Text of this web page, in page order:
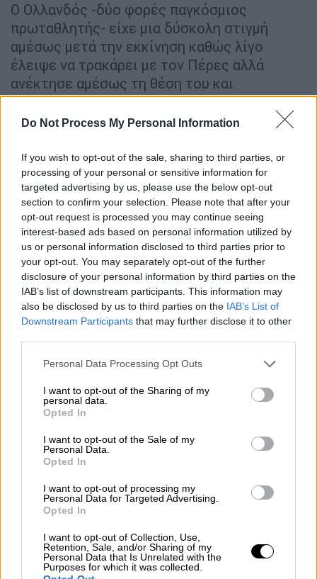
Do Not Process My Personal Information
If you wish to opt-out of the sale, sharing to third parties, or
processing of your personal or sensitive information for
targeted advertising by us, please use the below opt-out
section to confirm your selection. Please note that after your
opt-out request is processed you may continue seeing
interest-based ads based on personal information utilized by
us or personal information disclosed to third parties prior to
your opt-out. You may separately opt-out of the further
disclosure of your personal information by third parties on the
IAB’s list of downstream participants. This information may
also be disclosed by us to third parties on the IAB’s List of
Downstream Participants that may further disclose it to other
Please note that this website/app uses one or more Google
not limited to your visit or usage behaviour. You may click to
grant or deny consent to Google and its third-party tags to
use your data for below specified purposes in below Google
consent section.
Personal Data Processing Opt Outs
I want to opt-out of the Sharing of my
personal data.
Opted In
I want to opt-out of the Sale of my
Personal Data.
Opted In
I want to opt-out of processing my
Personal Data for Targeted Advertising.
Opted In
I want to opt-out of Collection, Use,
Retention, Sale, and/or Sharing of my
Personal Data that Is Unrelated with the
Purposes for which it was collected.
Ο Ολλανδός -δύο φορές παγκόσμιος
πρωταθλητής- είχε μια δύσκολη στιγμή
αμέσως μετά την εκκίνηση καθώς λίγο
έλειψε να τρακάρει με τον Πέρες αλλά
ανέκτησε αμέσως τη θέση του και
κυριάρχησε στον αγώνα αφήνοντας δεύτερο
τον Μεξικανό. Στην τρίτη θέση τερμάτισε ο
Σε έναν αγώνα 24 γύρων, οΦερστάπεν
κέρδισε με διαφορά 21 δευτερολέπτων από
τον Πέρες. Ο Ολλανδός αύξησε τη διαφορά
του στους 70 βαθμούς από τον Μεξικανό
στην κορυφή της βαθμολογίας, και στους 82
από τον τρίτο Αλόνσο. Στο βάθρο μαζί του
οι Πέρεζ, Σάινθ - με τον Στρολ να αντέχει
στην πίεση του Αλόνσο για την 4η θέση. Τη
βαθμολογούμενη οκτάδα έκλεισαν οι
Βαθμολογία Οδηγών
Μαξ Φερστάπεν (Ολλανδία/Red Bull)
203
Σέρχιο Πέρες (Μεξικό/Red Bull) 133
Φερνάντο Αλόνσο (Ισπανία/Aston
Λιούις Χάμιλτον (Μ.
Βρετανία/Mercedes) 102
(Ισπανία/Ferrari) 74
Τζορτζ Ράσελ (Μ.